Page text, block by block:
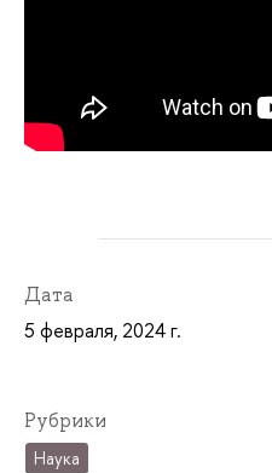
Дата
5 февраля, 2024 г.
Рубрики
Наука